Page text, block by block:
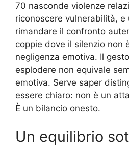
70 nasconde violenze
riconoscere vulnerabilità, e
rimandare il confronto
coppie dove il silenzio non
negligenza emotiva. Il
esplodere non equivale
emotiva. Serve saper
essere chiaro: non è un
È un bilancio onesto.
Un equilibrio